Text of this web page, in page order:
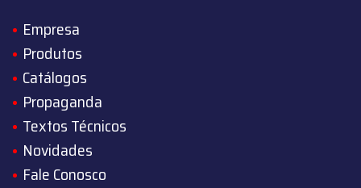
Empresa
Produtos
Catálogos
Propaganda
Textos Técnicos
Novidades
Fale Conosco